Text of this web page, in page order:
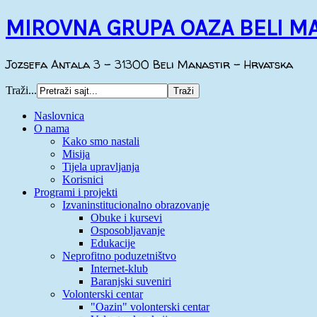
MIROVNA GRUPA OAZA BELI
Jozsefa Antala 3 - 31300 Beli Manastir - Hrvatska
Traži...
Naslovnica
O nama
Kako smo nastali
Misija
Tijela upravljanja
Korisnici
Programi i projekti
Izvaninstitucionalno obrazovanje
Obuke i kursevi
Osposobljavanje
Edukacije
Neprofitno poduzetništvo
Internet-klub
Baranjski suveniri
Volonterski centar
"Oazin" volonterski centar